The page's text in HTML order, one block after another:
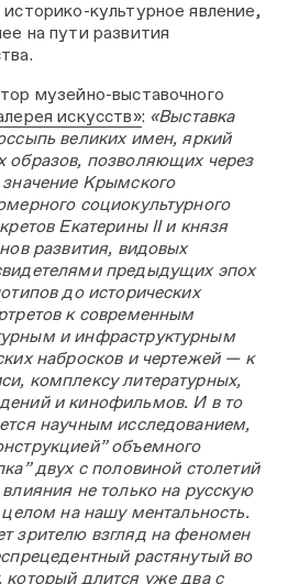
культурное явление,
на пути развития
музейно-выставочного
искусств»: «Выставка
великих имен, яркий
образов, позволяющих через
значение Крымского
социокультурного
Екатерины II и князя
развития, видовых
предыдущих эпох
до исторических
к современным
и инфраструктурным
набросков и чертежей — к
комплексу литературных,
и кинофильмов. И в то
научным исследованием,
объемного
двух с половиной столетий
не только на русскую
на нашу ментальность.
зрителю взгляд на феномен
растянутый во
длится уже два с